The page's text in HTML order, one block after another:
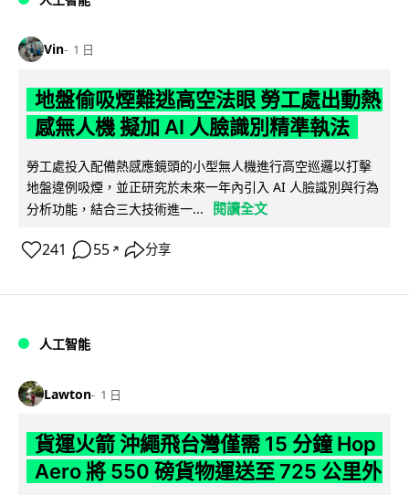
Vin 1 日
地盤偷吸煙難逃高空法眼 勞工處出動熱
感無人機 擬加 AI 人臉識別精準執法
勞工處投入配備熱感應鏡頭的小型無人機進行高空巡邏以打擊
地盤違例吸煙，並正研究於未來一年內引入 AI 人臉識別與行為
分析功能，結合三大技術進一...
閱讀全文
241 55 ↗ 分享
人工智能
Lawton 1 日
貨運火箭 沖繩飛台灣僅需 15 分鐘 Hop
Aero 將 550 磅貨物運送至 725 公里外